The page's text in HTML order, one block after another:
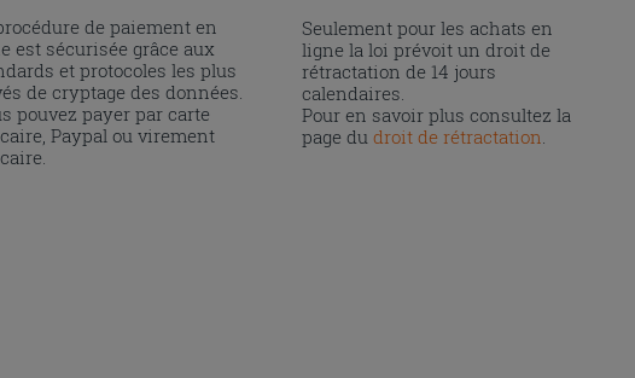
de paiement en
est sécurisée grâce aux
et protocoles les plus
de cryptage des données.
pouvez payer par carte
Paypal ou virement
Seulement pour les achats en
ligne la loi prévoit un droit de
rétractation de 14 jours
calendaires.
Pour en savoir plus consultez la
page dudroit de rétractation.